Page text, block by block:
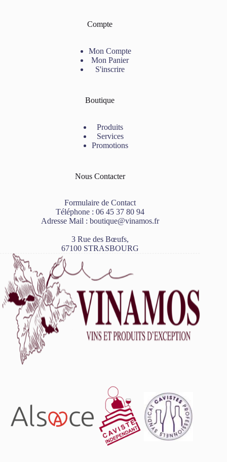
Compte
Mon Compte
Mon Panier
S'inscrire
Boutique
Produits
Services
Promotions
Nous Contacter
Formulaire de Contact
Téléphone : 06 45 37 80 94
Adresse Mail : boutique@vinamos.fr
3 Rue des Bœufs,
67100 STRASBOURG